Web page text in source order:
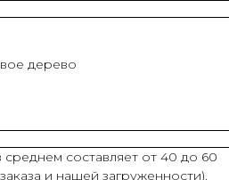
дерево
составляет от 40 до 60
и нашей загруженности).